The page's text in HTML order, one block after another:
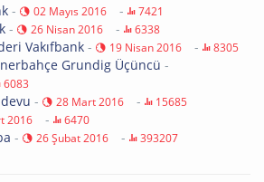
- 02 Mayıs 2016 - 7421
- 26 Nisan 2016 - 6338
Vakıfbank - 19 Nisan 2016 - 8305
Grundig Üçüncü -
6083
- 28 Mart 2016 - 15685
2016 - 6470
- 26 Şubat 2016 - 393207